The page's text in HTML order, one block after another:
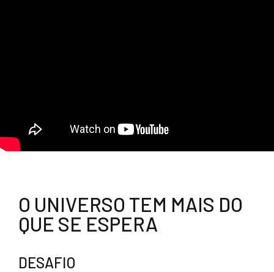
O UNIVERSO TEM MAIS DO
QUE SE ESPERA
DESAFIO